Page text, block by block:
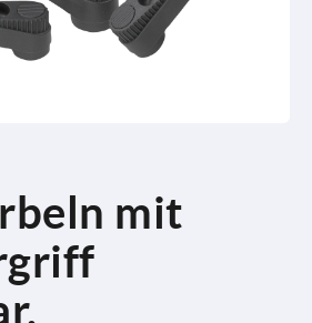
mit